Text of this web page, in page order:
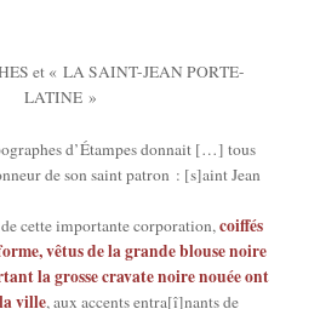
et « LA SAINT-JEAN PORTE-
LATINE »
d’É­tampes don­nait […] tous
de son saint patron : [s]aint Jean
cette impor­tante cor­po­ra­tion,coif­fés
vêtus de la grande blouse noire
la grosse cra­vate noire nouée ont
ville, aux accents entra[î]nants de